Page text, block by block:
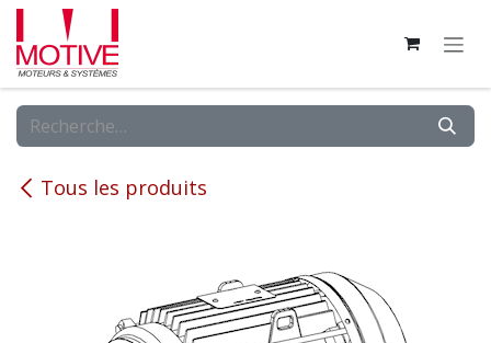
Se rendre au contenu
Tous les produits